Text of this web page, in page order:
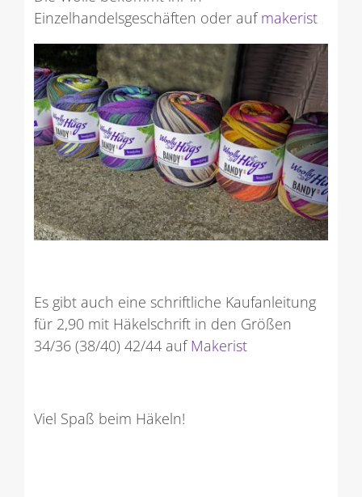
Einzelhandelsgeschäften oder aufmakerist
Es gibt auch eine schriftliche Kaufanleitung
für 2,90 mit Häkelschrift in den Größen
34/36 (38/40) 42/44 aufMakerist
Viel Spaß beim Häkeln!